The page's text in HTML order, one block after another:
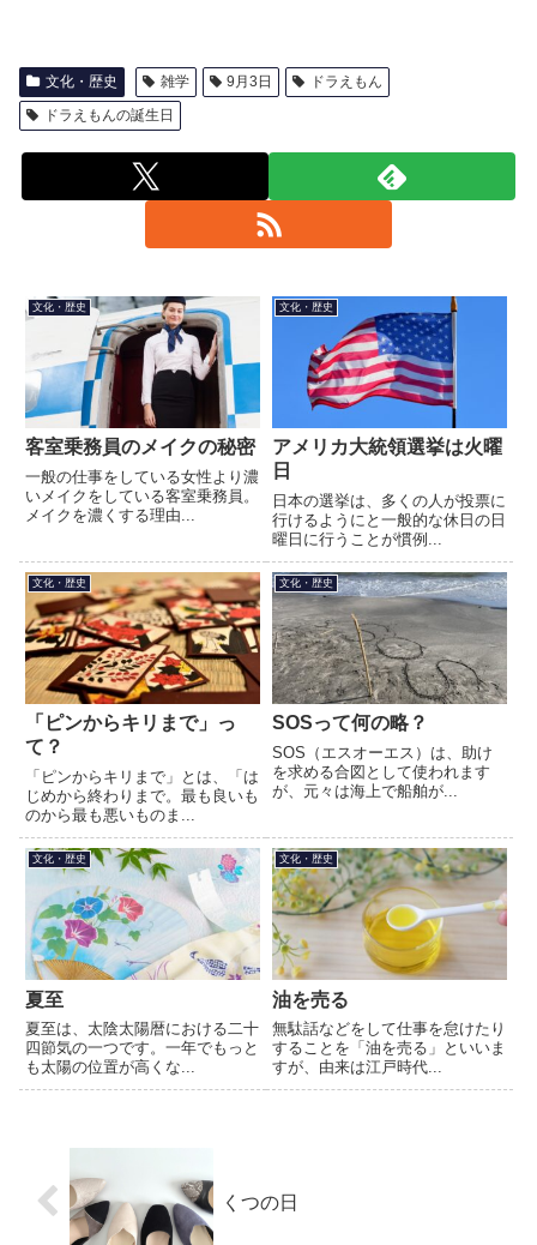
文化・歴史 雑学 9月3日
ドラえもん
ドラえもんの誕生日
文化・歴史
客室乗務員のメイクの秘密
一般の仕事をしている女性より濃
いメイクをしている客室乗務員。
メイクを濃くする理由...
文化・歴史
アメリカ大統領選挙は火曜
日
日本の選挙は、多くの人が投票に
行けるようにと一般的な休日の日
曜日に行うことが慣例...
文化・歴史
「ピンからキリまで」っ
て？
「ピンからキリまで」とは、「は
じめから終わりまで。最も良いも
のから最も悪いものま...
文化・歴史
SOSって何の略？
SOS（エスオーエス）は、助け
を求める合図として使われます
が、元々は海上で船舶が...
文化・歴史
夏至
夏至は、太陰太陽暦における二十
四節気の一つです。一年でもっと
も太陽の位置が高くな...
文化・歴史
油を売る
無駄話などをして仕事を怠けたり
することを「油を売る」といいま
すが、由来は江戸時代...
くつの日